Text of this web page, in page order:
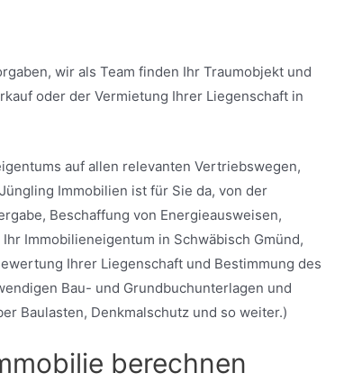
wir als Team finden Ihr Traumobjekt und
oder der Vermietung Ihrer Liegenschaft in
auf allen relevanten Vertriebswegen,
Immobilien ist für Sie da, von der
Beschaffung von Energieausweisen,
Immobilieneigentum in Schwäbisch Gmünd,
Ihrer Liegenschaft und Bestimmung des
Bau- und Grundbuchunterlagen und
Baulasten, Denkmalschutz und so weiter.)
berechnen